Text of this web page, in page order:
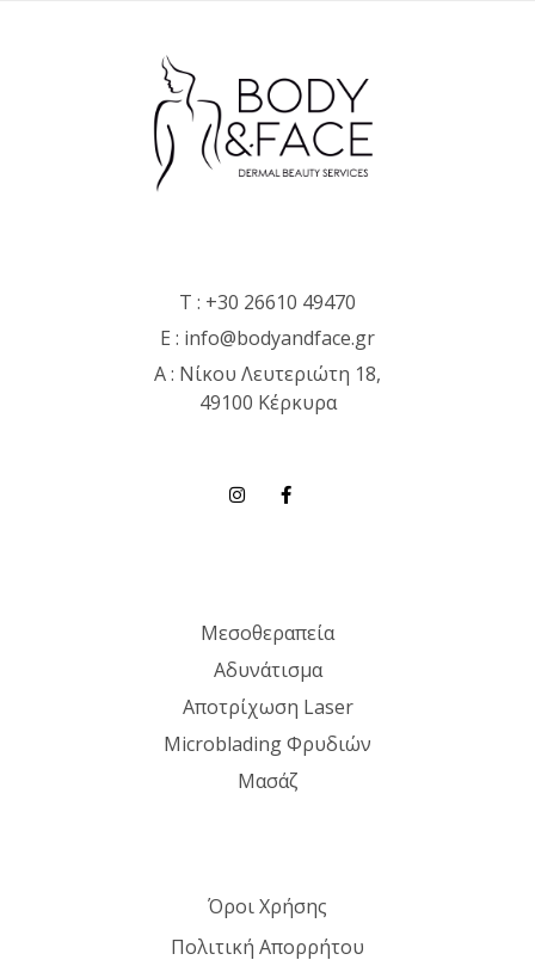
T : +30 26610 49470
E : info@bodyandface.gr
Α : Νίκου Λευτεριώτη 18,
49100 Κέρκυρα
Μεσοθεραπεία
Αδυνάτισμα
Αποτρίχωση Laser
Microblading Φρυδιών
Μασάζ
Όροι Χρήσης
Πολιτική Απορρήτου